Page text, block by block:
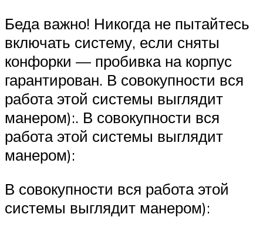
Беда важно! Никогда не пытайтесь
включать систему, если сняты
конфорки — пробивка на корпус
гарантирован. В совокупности вся
работа этой системы выглядит
манером):. В совокупности вся
работа этой системы выглядит
манером):
В совокупности вся работа этой
системы выглядит манером):